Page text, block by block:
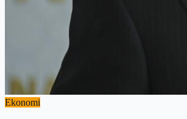
Ekonomi